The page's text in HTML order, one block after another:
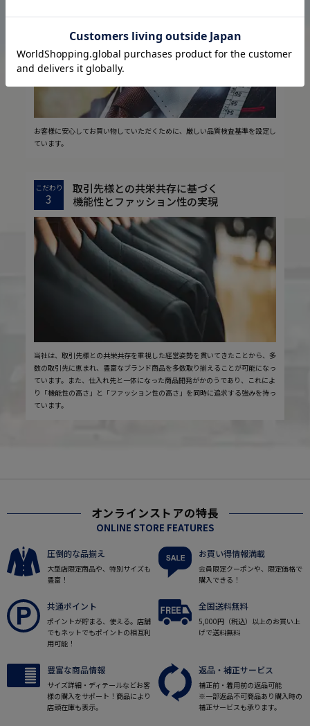
お客様に安心してお買い物していただくために、厳しい品質検査基準を設定し
ています。
こだわり
3
取引先様との共栄共存に基づく
機能性とファッション性の実現
当社は、取引先様との共栄共存を重視した経営姿勢を貫いてきたことから、多
数の取引先に恵まれ、豊富なブランド商品を多数取り揃えることが可能になっ
ています。また、仕入れ先と一体になった商品開発がかのうであり、これによ
り「機能性の高さ」と「ファッション性の高さ」を同時に追求する強みを持っ
ています。
オンラインストアの特長
ONLINE STORE FEATURES
圧倒的な品揃え
大型店限定商品や、特別サイズも
豊富！
お買い得情報満載
会員限定クーポンや、限定価格で
購入できる！
共通ポイント
ポイントが貯まる、使える。店舗
でもネットでもポイントの相互利
用可能！
全国送料無料
5,000円（税込）以上のお買い上
げで送料無料
豊富な商品情報
サイズ詳細・ディテールなどお客
様の購入をサポート！商品により
店頭在庫も表示。
返品・補正サービス
補正前・着用前の返品可能
※一部返品不可商品あり購入時の
補正サービスも承ります。